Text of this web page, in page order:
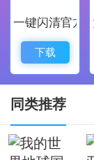
事;
3、学习新的
喜欢;
大爷打个赏赚钱
当然是真的，
一键闪清官方
下载
同类推荐